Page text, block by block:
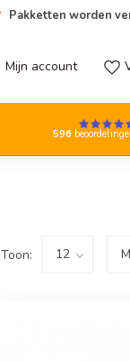
Pakketten worden
Mijn account
596
Toon: